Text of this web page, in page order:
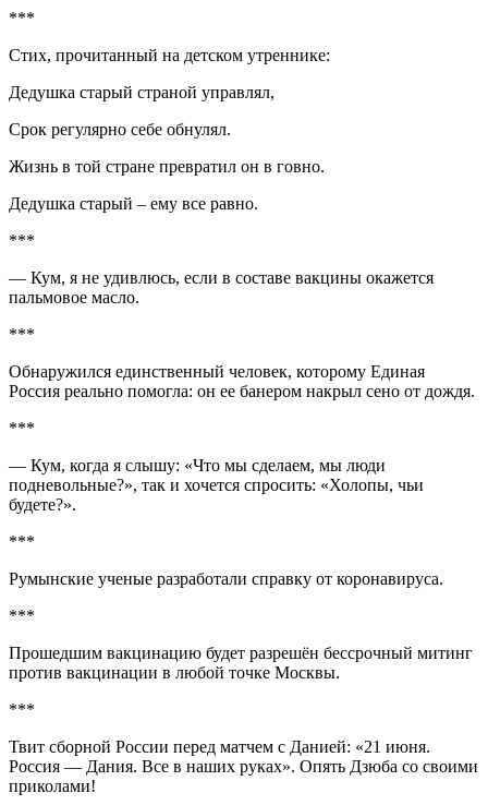
***
Стих, прочитанный на детском утреннике:
Дедушка старый страной управлял,
Срок регулярно себе обнулял.
Жизнь в той стране превратил он в говно.
Дедушка старый – ему все равно.
***
— Кум, я не удивлюсь, если в составе вакцины окажется
пальмовое масло.
***
Обнаружился единственный человек, которому Единая
Россия реально помогла: он ее банером накрыл сено от дождя.
***
— Кум, когда я слышу: «Что мы сделаем, мы люди
подневольные?», так и хочется спросить: «Холопы, чьи
будете?».
***
Румынские ученые разработали справку от коронавируса.
***
Прошедшим вакцинацию будет разрешён бессрочный митинг
против вакцинации в любой точке Москвы.
***
Твит сборной России перед матчем с Данией: «21 июня.
Россия — Дания. Все в наших руках». Опять Дзюба со своими
приколами!